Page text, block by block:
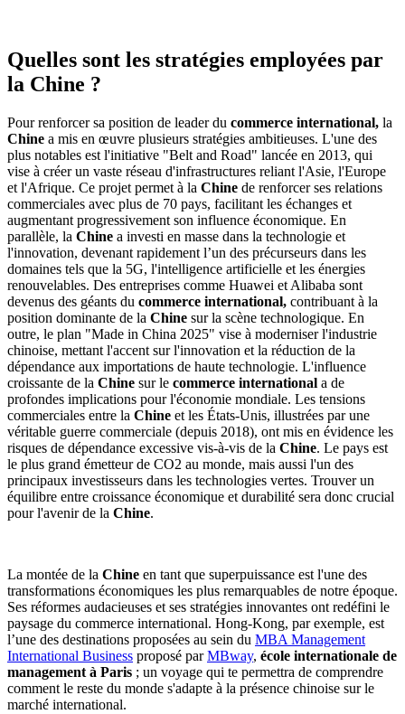
Quelles sont les stratégies employées par
la Chine ?
Pour renforcer sa position de leader du commerce international, la
Chine a mis en œuvre plusieurs stratégies ambitieuses. L'une des
plus notables est l'initiative "Belt and Road" lancée en 2013, qui
vise à créer un vaste réseau d'infrastructures reliant l'Asie, l'Europe
et l'Afrique. Ce projet permet à la Chine de renforcer ses relations
commerciales avec plus de 70 pays, facilitant les échanges et
augmentant progressivement son influence économique. En
parallèle, la Chine a investi en masse dans la technologie et
l'innovation, devenant rapidement l’un des précurseurs dans les
domaines tels que la 5G, l'intelligence artificielle et les énergies
renouvelables. Des entreprises comme Huawei et Alibaba sont
devenus des géants du commerce international, contribuant à la
position dominante de la Chine sur la scène technologique. En
outre, le plan "Made in China 2025" vise à moderniser l'industrie
chinoise, mettant l'accent sur l'innovation et la réduction de la
dépendance aux importations de haute technologie. L'influence
croissante de la Chine sur le commerce international a de
profondes implications pour l'économie mondiale. Les tensions
commerciales entre la Chine et les États-Unis, illustrées par une
véritable guerre commerciale (depuis 2018), ont mis en évidence les
risques de dépendance excessive vis-à-vis de la Chine. Le pays est
le plus grand émetteur de CO2 au monde, mais aussi l'un des
principaux investisseurs dans les technologies vertes. Trouver un
équilibre entre croissance économique et durabilité sera donc crucial
pour l'avenir de la Chine.
La montée de la Chine en tant que superpuissance est l'une des
transformations économiques les plus remarquables de notre époque.
Ses réformes audacieuses et ses stratégies innovantes ont redéfini le
paysage du commerce international. Hong-Kong, par exemple, est
l’une des destinations proposées au sein du MBA Management
International Business proposé parMBway, école internationale de
management à Paris ; un voyage qui te permettra de comprendre
comment le reste du monde s'adapte à la présence chinoise sur le
marché international.